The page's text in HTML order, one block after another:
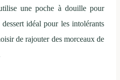
une poche à douille pour
idéal pour les intolérants
de rajouter des morceaux de